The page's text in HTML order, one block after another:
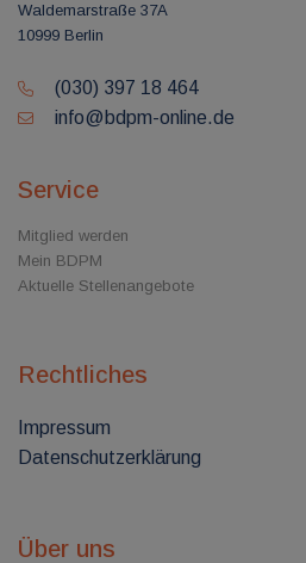
Waldemarstraße 37A
10999 Berlin
(030) 397 18 464
info@bdpm-online.de
Service
Mitglied werden
Mein BDPM
Aktuelle Stellenangebote
Rechtliches
Impressum
Datenschutzerklärung
Über uns